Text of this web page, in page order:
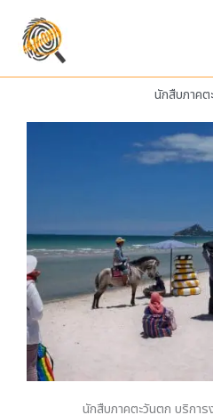
content
นักสืบภาคต
นักสืบภาคตะวันตก บริกา